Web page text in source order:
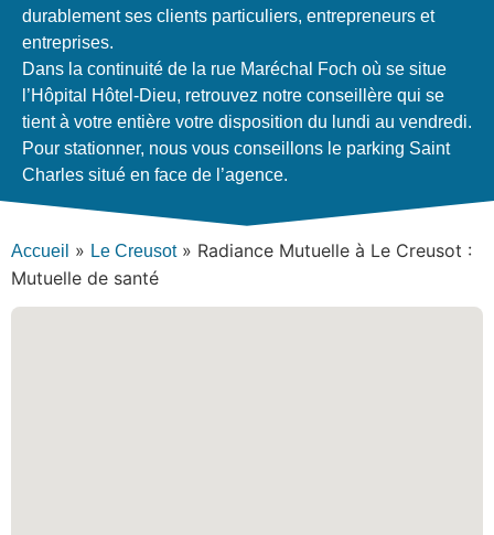
durablement ses clients particuliers, entrepreneurs et
entreprises.
Dans la continuité de la rue Maréchal Foch où se situe
l’Hôpital Hôtel-Dieu, retrouvez notre conseillère qui se
tient à votre entière votre disposition du lundi au vendredi.
Pour stationner, nous vous conseillons le parking Saint
Charles situé en face de l’agence.
Accueil » Le Creusot» Radiance Mutuelle à Le Creusot :
Mutuelle de santé